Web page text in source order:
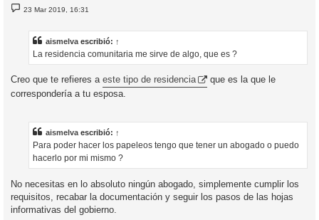
M
e
23 Mar 2019, 16:31
aismelva escribió: ↑
La residencia comunitaria me sirve de algo, que es ?
Creo que te refieres a este tipo de residencia
que es la que le
correspondería a tu esposa.
aismelva escribió: ↑
Para poder hacer los papeleos tengo que tener un abogado o puedo
hacerlo por mi mismo ?
No necesitas en lo absoluto ningún abogado, simplemente cumplir los
requisitos, recabar la documentación y seguir los pasos de las hojas
informativas del gobierno.